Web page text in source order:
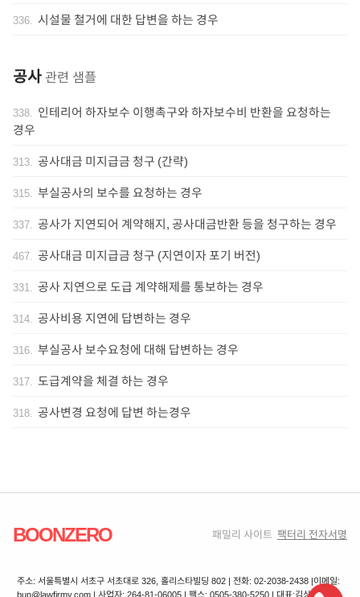
336. 시설물 철거에 대한 답변을 하는 경우
공사 관련 샘플
338. 인테리어 하자보수 이행촉구와 하자보수비 반환을 요청하는
경우
313. 공사대금 미지급금 청구 (간략)
315. 부실공사의 보수를 요청하는 경우
337. 공사가 지연되어 계약해지, 공사대금반환 등을 청구하는 경우
467. 공사대금 미지급금 청구 (지연이자 포기 버전)
331. 공사 지연으로 도급 계약해제를 통보하는 경우
314. 공사비용 지연에 답변하는 경우
316. 부실공사 보수요청에 대해 답변하는 경우
317. 도급계약을 체결 하는 경우
318. 공사변경 요청에 답변 하는경우
BOONZERO 패밀리 사이트 팩터리 전자서명
주소: 서울특별시 서초구 서초대로 326, 홀리스타빌딩 802 | 전화: 02-2038-2438 |이메일:
bun@lawfirmy.com | 사업자: 264-81-06005 | 팩스: 0505-380-5250 | 대표:김상겸